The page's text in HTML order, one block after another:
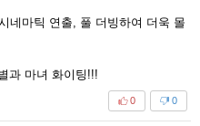
네마틱 연출, 풀 더빙하여 더욱 몰
과 마녀 화이팅!!!
0
0